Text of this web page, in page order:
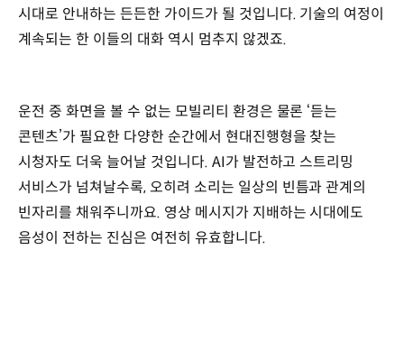
시대로 안내하는 든든한 가이드가 될 것입니다. 기술의 여정이
계속되는 한 이들의 대화 역시 멈추지 않겠죠.
운전 중 화면을 볼 수 없는 모빌리티 환경은 물론 ‘듣는
콘텐츠’가 필요한 다양한 순간에서 현대진행형을 찾는
시청자도 더욱 늘어날 것입니다. AI가 발전하고 스트리밍
서비스가 넘쳐날수록, 오히려 소리는 일상의 빈틈과 관계의
빈자리를 채워주니까요. 영상 메시지가 지배하는 시대에도
음성이 전하는 진심은 여전히 유효합니다.